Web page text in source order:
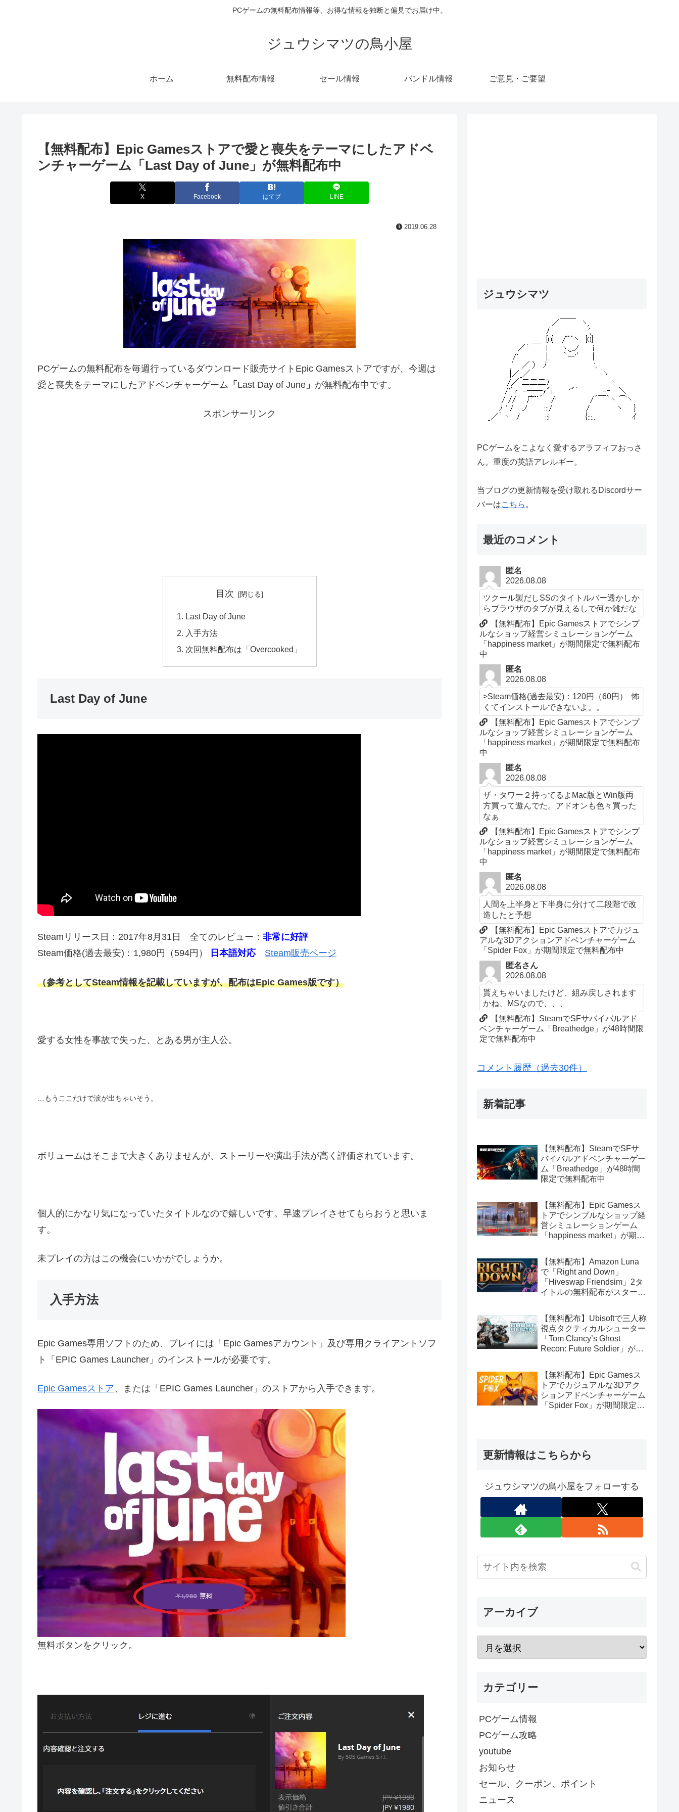
PCゲームの無料配布情報等、お得な情報を独断と偏見でお届け中。
ジュウシマツの鳥小屋
ホーム 無料配布情報 セール情報 バンドル情報 ご意見・ご要望
【無料配布】Epic Gamesストアで愛と喪失をテーマにしたアドベ
ンチャーゲーム「Last Day of June」が無料配布中
X Facebook はてブ LINE
2019.06.28
PCゲームの無料配布を毎週行っているダウンロード販売サイトEpic Gamesストアですが、今週は
愛と喪失をテーマにしたアドベンチャーゲーム 「 Last Day of June 」 が無料配布中です。
スポンサーリンク
目次
Last Day of June
入手方法
次回無料配布は「Overcooked」
Last Day of June
Steamリリース日：2017年8月31日 全てのレビュー： 非常に好評
Steam価格(過去最安)：1,980円（594円）
日本語対応 Steam販売ページ
（参考としてSteam情報を記載していますが、配布はEpic Games版です）
愛する女性を事故で失った、とある男が主人公。
…もうここだけで涙が出ちゃいそう。
ボリュームはそこまで大きくありませんが、ストーリーや演出手法が高く評価されています。
個人的にかなり気になっていたタイトルなので嬉しいです。早速プレイさせてもらおうと思いま
す。
未プレイの方はこの機会にいかがでしょうか。
入手方法
Epic Games専用ソフトのため、プレイには「Epic Gamesアカウント」及び専用クライアントソフ
ト「EPIC Games Launcher」のインストールが必要です。
Epic Gamesストア、または「EPIC Games Launcher」のストアから入手できます。
無料ボタンをクリック。
ジュウシマツ
PCゲームをこよなく愛するアラフィフおっさ
ん。重度の英語アレルギー。
当ブログの更新情報を受け取れるDiscordサー
バーはこちら 。
最近のコメント
匿名
2026.08.08
ツクール製だしSSのタイトルバー透かしか
らブラウザのタブが見えるしで何か雑だな
【無料配布】Epic Gamesストアでシンプ
ルなショップ経営シミュレーションゲーム
「happiness market」が期間限定で無料配布
中
匿名
2026.08.08
>Steam価格(過去最安)：120円（60円） 怖
くてインストールできないよ。。
【無料配布】Epic Gamesストアでシンプ
ルなショップ経営シミュレーションゲーム
「happiness market」が期間限定で無料配布
中
匿名
2026.08.08
ザ・タワー２持ってるよMac版とWin版両
方買って遊んでた。アドオンも色々買った
なぁ
【無料配布】Epic Gamesストアでシンプ
ルなショップ経営シミュレーションゲーム
「happiness market」が期間限定で無料配布
中
匿名
2026.08.08
人間を上半身と下半身に分けて二段階で改
造したと予想
【無料配布】Epic Gamesストアでカジュ
アルな3Dアクションアドベンチャーゲーム
「Spider Fox」が期間限定で無料配布中
匿名さん
2026.08.08
貰えちゃいましたけど、組み戻しされます
かね、MSなので、、、
【無料配布】SteamでSFサバイバルアド
ベンチャーゲーム「Breathedge」が48時間限
定で無料配布中
コメント履歴（過去30件）
新着記事
【無料配布】SteamでSFサ
バイバルアドベンチャーゲー
ム「Breathedge」が48時間
限定で無料配布中
【無料配布】Epic Gamesス
トアでシンプルなショップ経
営シミュレーションゲーム
「happiness market」が期間
【無料配布】Amazon Luna
で「Right and Down」
「Hiveswap Friendsim」2タ
イトルの無料配布がスタート
【無料配布】Ubisoftで三人称
視点タクティカルシューター
「Tom Clancy’s Ghost
Recon: Future Soldier」が期
Connect版）
【無料配布】Epic Gamesス
トアでカジュアルな3Dアク
ションアドベンチャーゲーム
「Spider Fox」が期間限定で
更新情報はこちらから
ジュウシマツの鳥小屋をフォローする
アーカイブ
カテゴリー
PCゲーム情報
PCゲーム攻略
youtube
お知らせ
セール、クーポン、ポイント
ニュース